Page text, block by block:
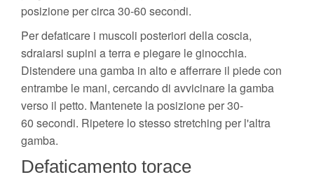
posizione per circa 30-60 secondi.
Per defaticare i muscoli posteriori della coscia,
sdraiarsi supini a terra e piegare le ginocchia.
Distendere una gamba in alto e afferrare il piede con
entrambe le mani, cercando di avvicinare la gamba
verso il petto. Mantenete la posizione per 30-
60 secondi. Ripetere lo stesso stretching per l'altra
gamba.
Defaticamento torace